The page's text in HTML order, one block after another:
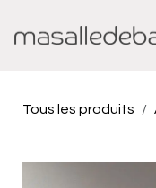
Tous les produits